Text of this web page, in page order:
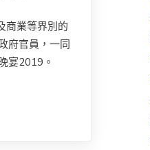
商業等界別的
府官員，一同
宴2019。